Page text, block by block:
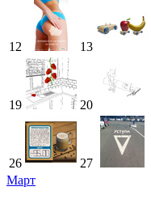
12 13
19 20
26 27
Март